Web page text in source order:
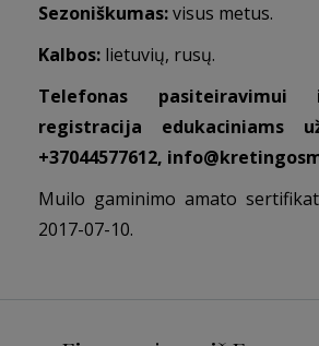
Sezoniškumas:visus metus.
Kalbos: lietuvių, rusų.
Telefonas pasiteiravimui
registracija edukaciniams
+37044577612,
Muilo gaminimo amato
2017-07-10.